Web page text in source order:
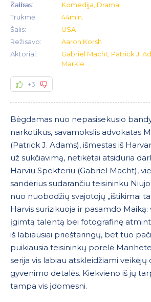
Kalba:
Žanras:
Komedija, Drama
Trukmė:
44min.
Šalis:
USA
Režisavo:
Aaron Korsh
Aktoriai:
Gabriel Macht, Patrick J.
Markle ...
+3
Bėgdamas nuo nepasisekusio
narkotikus, savamokslis advokatas
(Patrick J. Adams), išmestas iš
už sukčiavimą, netikėtai atsiduria
Harviu Spekteriu (Gabriel Macht),
sandėrius sudarančiu teisininku
nuo nuobodžių svajotojų „ištikimai
Harvis surizikuoja ir pasamdo Maiką:
įgimtą talentą bei fotografinę
iš labiausiai prieštaringų, bet tuo
puikiausia teisininkų porelė
serija vis labiau atskleidžiami veikėjų
gyvenimo detalės. Kiekvieno iš jų
tampa vis įdomesni.